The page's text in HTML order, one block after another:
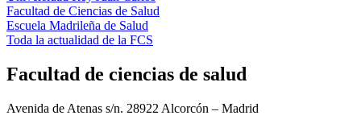
Facultad de Ciencias de Salud
Escuela Madrileña de Salud
Toda la actualidad de la FCS
Facultad de ciencias de salud
Avenida de Atenas s/n. 28922 Alcorcón – Madrid